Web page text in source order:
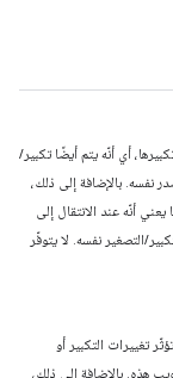
أي أنّه يتم أيضًا تكبير/
نفسه. بالإضافة إلى ذلك،
أنّه عند الانتقال إلى
التصغير نفسه. لا يتوفّر
تغييرات التكبير أو
هذه. بالإضافة إلى ذلك،